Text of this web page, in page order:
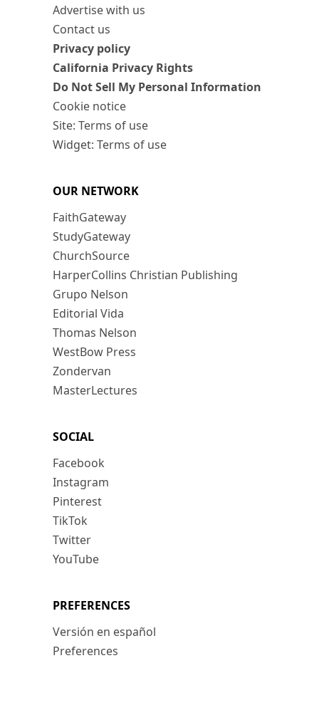
Advertise with us
Contact us
Privacy policy
California Privacy Rights
Do Not Sell My Personal Information
Cookie notice
Site: Terms of use
Widget: Terms of use
OUR NETWORK
FaithGateway
StudyGateway
ChurchSource
HarperCollins Christian Publishing
Grupo Nelson
Editorial Vida
Thomas Nelson
WestBow Press
Zondervan
MasterLectures
SOCIAL
Facebook
Instagram
Pinterest
TikTok
Twitter
YouTube
PREFERENCES
Versión en español
Preferences